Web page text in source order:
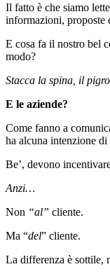
Il fatto è che siamo
informazioni, proposte
E cosa fa il nostro bel
modo?
Stacca la spina, il
E le aziende?
Come fanno a
ha alcuna intenzione di
Be’, devono
Anzi…
Non “al” cliente.
Ma “del” cliente.
La differenza è sottile,